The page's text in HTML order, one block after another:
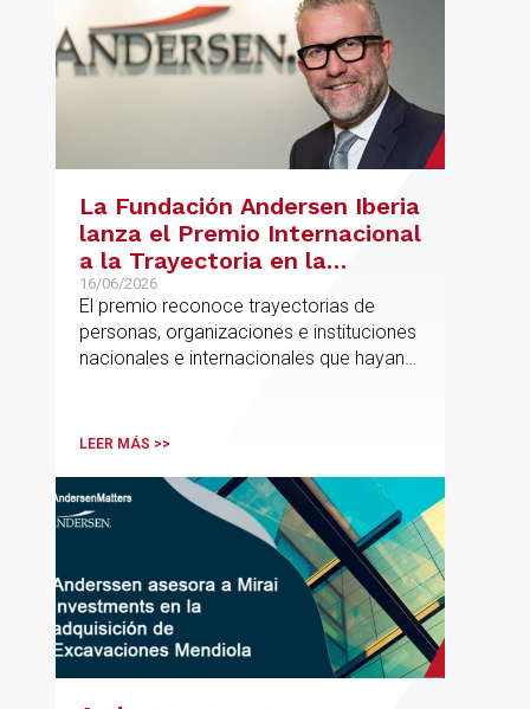
La Fundación Andersen Iberia
lanza el Premio Internacional
a la Trayectoria en la
Promoción de la Educación
16/06/2026
El premio reconoce trayectorias de
personas, organizaciones e instituciones
nacionales e internacionales que hayan
innovación o la equidad educativa
LEER MÁS >>